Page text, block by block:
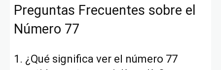
Preguntas Frecuentes sobre el
Número 77
1. ¿Qué significa ver el número 77